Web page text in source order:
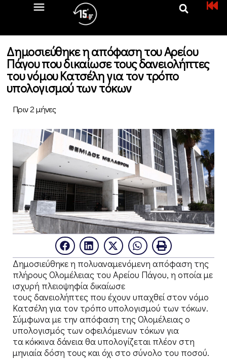
Δημοσιεύθηκε η απόφαση του Αρείου
Πάγου που δικαίωσε τους δανειολήπτες
του νόμου Κατσέλη για τον τρόπο
υπολογισμού των τόκων
Πριν 2 μήνες
Δημοσιεύθηκε η πολυαναμενόμενη απόφαση της
πλήρους Ολομέλειας του Αρείου Πάγου, η οποία με
ισχυρή πλειοψηφία δικαίωσε
τους δανειολήπτες που έχουν υπαχθεί στον νόμο
Κατσέλη για τον τρόπο υπολογισμού των τόκων.
Σύμφωνα με την απόφαση της Ολομέλειας ο
υπολογισμός των οφειλόμενων τόκων για
τα κόκκινα δάνεια θα υπολογίζεται πλέον στη
μηνιαία δόση τους και όχι στο σύνολο του ποσού.